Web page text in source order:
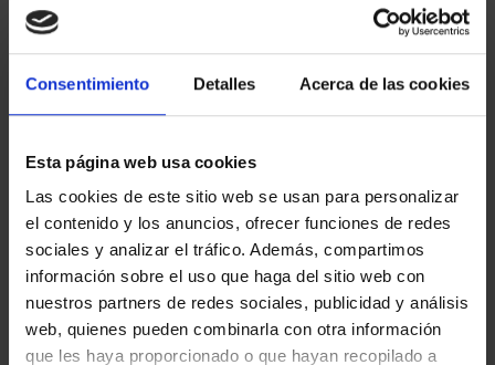
Consentimiento Detalles Acerca de las cookies
Esta página web usa cookies
Las cookies de este sitio web se usan para personalizar
el contenido y los anuncios, ofrecer funciones de redes
sociales y analizar el tráfico. Además, compartimos
información sobre el uso que haga del sitio web con
nuestros partners de redes sociales, publicidad y análisis
web, quienes pueden combinarla con otra información
que les haya proporcionado o que hayan recopilado a
CAPITALES ESPAÑOLAS
- MURCIA
73,00 €
- CÁDIZ
73,00 €